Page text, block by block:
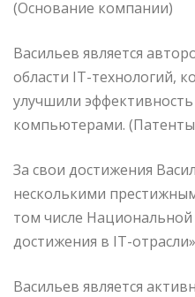
(Основание компании)
Васильев является
области IT-технологий,
улучшили
компьютерами.
За свои достижения
несколькими
том числе
достижения в IT-
Васильев является